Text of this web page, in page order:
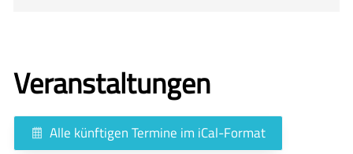
Veranstaltungen
Alle künftigen Termine im iCal-Format